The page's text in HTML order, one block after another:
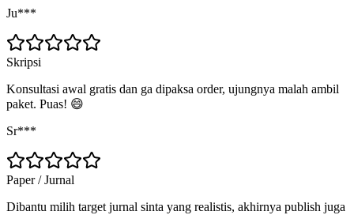
Ju***
Skripsi
Konsultasi awal gratis dan ga dipaksa order, ujungnya malah ambil
paket. Puas! 😄
Sr***
Paper / Jurnal
Dibantu milih target jurnal sinta yang realistis, akhirnya publish juga